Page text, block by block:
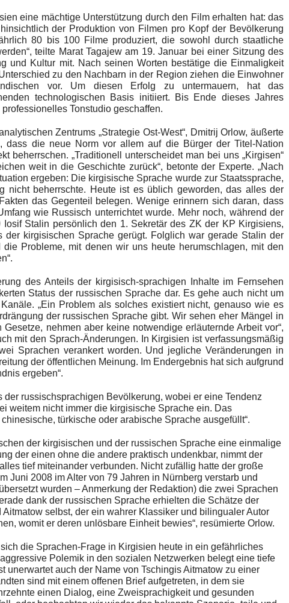
eine mächtige Unterstützung durch den Film erhalten hat: das
der Produktion von Filmen pro Kopf der Bevölkerung
80 bis 100 Filme produziert, die sowohl durch staatliche
teilte Marat Tagajew am 19. Januar bei einer Sitzung des
und Kultur mit. Nach seinen Worten bestätige die Einmaligkeit
zu den Nachbarn in der Region ziehen die Einwohner
vor. Um diesen Erfolg zu untermauern, hat das
technologischen Basis initiiert. Bis Ende dieses Jahres
Tonstudio geschaffen.
Zentrums „Strategie Ost-West“, Dmitrij Orlow, äußerte
dass die neue Norm vor allem auf die Bürger der Titel-Nation
beherrschen. „Traditionell unterscheidet man bei uns „Kirgisen“
weit in die Geschichte zurück“, betonte der Experte. „Nach
ergeben: Die kirgisische Sprache wurde zur Staatssprache,
nicht beherrschte. Heute ist es üblich geworden, das alles der
das Gegenteil belegen. Wenige erinnern sich daran, dass
wie Russisch unterrichtet wurde. Mehr noch, während der
Stalin persönlich den 1. Sekretär des ZK der KP Kirgisiens,
der kirgisischen Sprache gerügt. Folglich war gerade Stalin der
die Probleme, mit denen wir uns heute herumschlagen, mit den
des Anteils der kirgisisch-sprachigen Inhalte im Fernsehen
Status der russischen Sprache dar. Es gehe auch nicht um
„Ein Problem als solches existiert nicht, genauso wie es
der russischen Sprache gibt. Wir sehen eher Mängel in
nehmen aber keine notwendige erläuternde Arbeit vor“,
mit den Sprach-Änderungen. In Kirgisien ist verfassungsmäßig
Sprachen verankert worden. Und jegliche Veränderungen in
der öffentlichen Meinung. Im Endergebnis hat sich aufgrund
ergeben“.
russischsprachigen Bevölkerung, wobei er eine Tendenz
weitem nicht immer die kirgisische Sprache ein. Das
türkische oder arabische Sprache ausgefüllt“.
der kirgisischen und der russischen Sprache eine einmalige
der einen ohne die andere praktisch undenkbar, nimmt der
tief miteinander verbunden. Nicht zufällig hatte der große
Juni 2008 im Alter von 79 Jahren in Nürnberg verstarb und
wurden – Anmerkung der Redaktion) die zwei Sprachen
dank der russischen Sprache erhielten die Schätze der
selbst, der ein wahrer Klassiker und bilingualer Autor
womit er deren unlösbare Einheit bewies“, resümierte Orlow.
die Sprachen-Frage in Kirgisien heute in ein gefährliches
Polemik in den sozialen Netzwerken belegt eine tiefe
unerwartet auch der Name von Tschingis Aitmatow zu einer
sind mit einem offenen Brief aufgetreten, in dem sie
einen Dialog, eine Zweisprachigkeit und gesunden